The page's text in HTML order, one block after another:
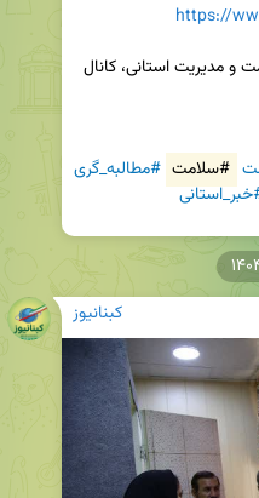
https://
#سلامت #مطالبه_گری
کبنانیوز